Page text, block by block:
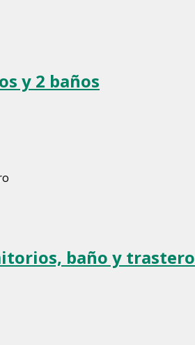
y 2 baños
baño y trastero